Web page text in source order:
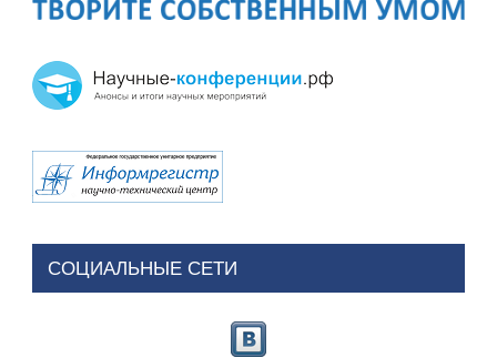
СОЦИАЛЬНЫЕ СЕТИ